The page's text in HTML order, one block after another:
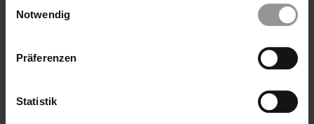
wieder ändern. Diesen Banner kannst Du über den Link
Notwendig
Präferenzen
Statistik
Fax: (00 202) 2 577 4716 oder (00 202) 2 575 7165
PRÄSIDENT
Al Ittihadia Palace